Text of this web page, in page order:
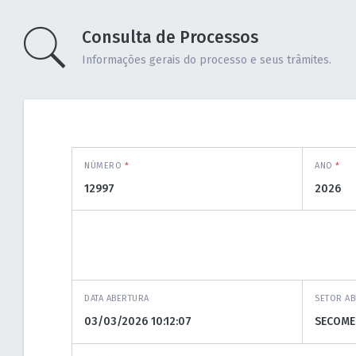
Consulta de Processos
Informações gerais do processo e seus trâmites.
NÚMERO * ANO *
DATA ABERTURA SETOR